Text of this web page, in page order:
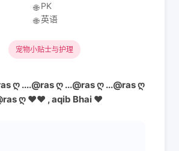
🌐 PK
🌐 英语
宠物小贴士与护理
ღ ....@ras ღ ...@ras ღ ...@ras ღ
ღ ❤️❤️ , aqib Bhai ❤️